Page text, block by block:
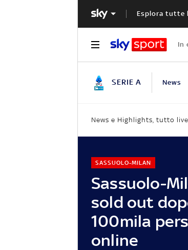
Esplora tutte
In
SERIE A News
News e Highlights, tutto
Sassuolo-
sold out
100mila
online
SASSUOLO-MILAN